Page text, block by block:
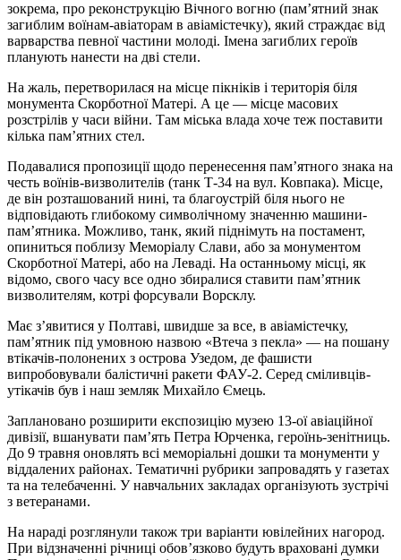
зокрема, про реконструкцію Вічного вогню (пам’ятний знак
загиблим воїнам-авіаторам в авіамістечку), який страждає від
варварства певної частини молоді. Імена загиблих героїв
планують нанести на дві стели.
На жаль, перетворилася на місце пікніків і територія біля
монумента Скорботної Матері. А це — місце масових
розстрілів у часи війни. Там міська влада хоче теж поставити
кілька пам’ятних стел.
Подавалися пропозиції щодо перенесення пам’ятного знака на
честь воїнів-визволителів (танк Т-34 на вул. Ковпака). Місце,
де він розташований нині, та благоустрій біля нього не
відповідають глибокому символічному значенню машини-
пам’ятника. Можливо, танк, який піднімуть на постамент,
опиниться поблизу Меморіалу Слави, або за монументом
Скорботної Матері, або на Леваді. На останньому місці, як
відомо, свого часу все одно збиралися ставити пам’ятник
визволителям, котрі форсували Ворсклу.
Має з’явитися у Полтаві, швидше за все, в авіамістечку,
пам’ятник під умовною назвою «Втеча з пекла» — на пошану
втікачів-полонених з острова Узедом, де фашисти
випробовували балістичні ракети ФАУ-2. Серед сміливців-
утікачів був і наш земляк Михайло Ємець.
Заплановано розширити експозицію музею 13-ої авіаційної
дивізії, вшанувати пам’ять Петра Юрченка, героїнь-зенітниць.
До 9 травня оновлять всі меморіальні дошки та монументи у
віддалених районах. Тематичні рубрики запровадять у газетах
та на телебаченні. У навчальних закладах організують зустрічі
з ветеранами.
На нараді розглянули також три варіанти ювілейних нагород.
При відзначенні річниці обов’язково будуть враховані думки